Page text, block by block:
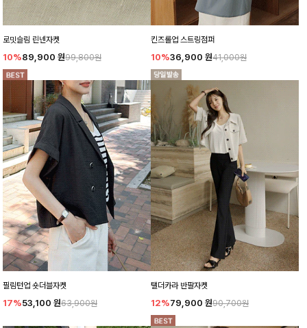
로밋슬림 린넨자켓
10%89,900 원99,800원
킨즈롤업 스트링점퍼
10%36,900 원41,000원
필림턴업 숏더블자켓
17%53,100 원63,900원
탤더카라 반팔자켓
12%79,900 원90,700원